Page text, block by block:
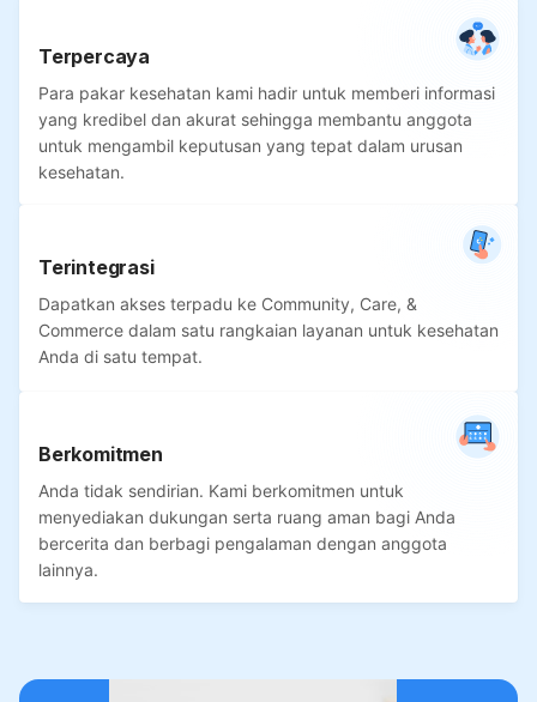
Terpercaya
Para pakar kesehatan kami hadir untuk memberi informasi
yang kredibel dan akurat sehingga membantu anggota
untuk mengambil keputusan yang tepat dalam urusan
kesehatan.
Terintegrasi
Dapatkan akses terpadu ke Community, Care, &
Commerce dalam satu rangkaian layanan untuk kesehatan
Anda di satu tempat.
Berkomitmen
Anda tidak sendirian. Kami berkomitmen untuk
menyediakan dukungan serta ruang aman bagi Anda
bercerita dan berbagi pengalaman dengan anggota
lainnya.